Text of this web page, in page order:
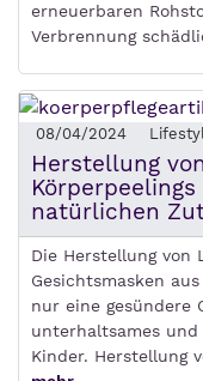
erneuerbaren
Verbrennung
08/04/2024
Herstellung
natürlichen
Die Herstellung von
Gesichtsmasken
nur eine gesündere
unterhaltsames
Kinder. Herstellung